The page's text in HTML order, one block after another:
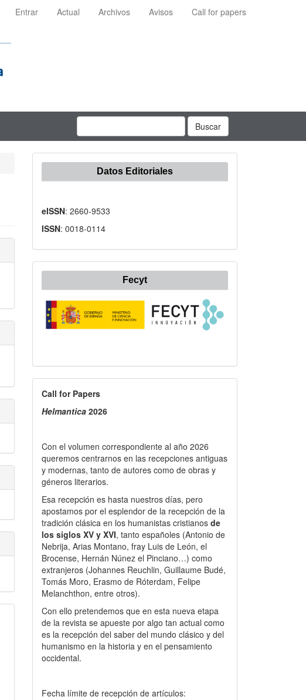
Entrar Actual Archivos Avisos Call for papers
Buscar
Datos Editoriales
eISSN: 2660-9533
ISSN: 0018-0114
Fecyt
for
Papers
Call for Papers
Helmantica 2026
Con el volumen correspondiente al año 2026
queremos centrarnos en las recepciones antiguas
y modernas, tanto de autores como de obras y
géneros literarios.
Esa recepción es hasta nuestros días, pero
apostamos por el esplendor de la recepción de la
tradición clásica en los humanistas cristianos de
los siglos XV y XVI, tanto españoles (Antonio de
Nebrija, Arias Montano, fray Luis de León, el
Brocense, Hernán Núnez el Pinciano…) como
extranjeros (Johannes Reuchlin, Guillaume Budé,
Tomás Moro, Erasmo de Róterdam, Felipe
Melanchthon, entre otros).
Con ello pretendemos que en esta nueva etapa
de la revista se apueste por algo tan actual como
es la recepción del saber del mundo clásico y del
humanismo en la historia y en el pensamiento
occidental.
Fecha límite de recepción de artículos: